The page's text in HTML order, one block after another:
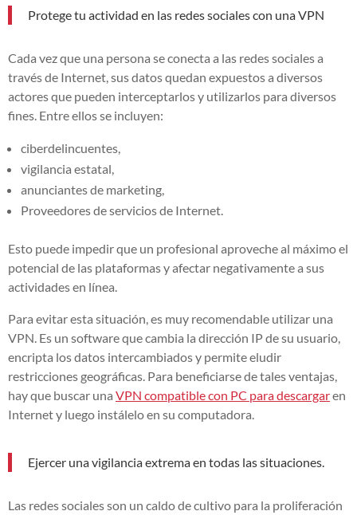
Protege tu actividad en las redes sociales con una VPN
Cada vez que una persona se conecta a las redes sociales a
través de Internet, sus datos quedan expuestos a diversos
actores que pueden interceptarlos y utilizarlos para diversos
fines. Entre ellos se incluyen:
ciberdelincuentes,
vigilancia estatal,
anunciantes de marketing,
Proveedores de servicios de Internet.
Esto puede impedir que un profesional aproveche al máximo el
potencial de las plataformas y afectar negativamente a sus
actividades en línea.
Para evitar esta situación, es muy recomendable utilizar una
VPN. Es un software que cambia la dirección IP de su usuario,
encripta los datos intercambiados y permite eludir
restricciones geográficas. Para beneficiarse de tales ventajas,
hay que buscar una VPN compatible con PC para descargaren
Internet y luego instálelo en su computadora.
Ejercer una vigilancia extrema en todas las situaciones.
Las redes sociales son un caldo de cultivo para la proliferación